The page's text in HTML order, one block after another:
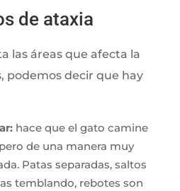
de ataxia
las áreas que afecta la
podemos decir que hay
hace que el gato camine
de una manera muy
Patas separadas, saltos
temblando, rebotes son